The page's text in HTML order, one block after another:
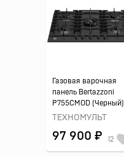
Газовая варочная
панель Bertazzoni
P755CMOD (Черный)
ТЕХНОМУЛЬТ
97 900 ₽ 12